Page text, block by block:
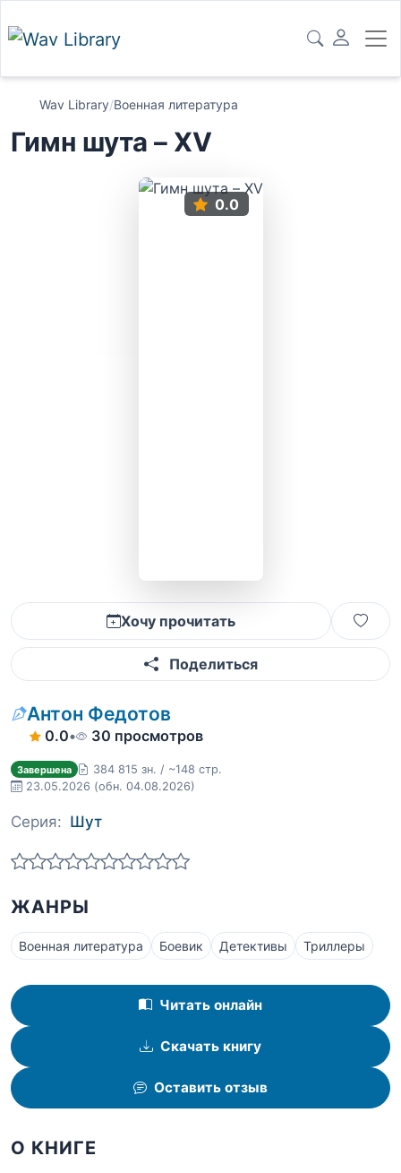
Wav Library/Военная литература
Гимн шута – XV
0.0
Хочу прочитать
Поделиться
Антон Федотов
0.0• 30 просмотров
Завершена
384 815 зн. / ~148 стр.
23.05.2026 (обн. 04.08.2026)
Серия: Шут
ЖАНРЫ
Военная литература Боевик Детективы Триллеры
Читать онлайн
Скачать книгу
Оставить отзыв
О КНИГЕ